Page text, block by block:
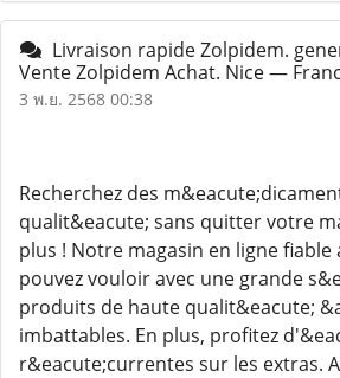
Livraison rapide Zolpidem.
Vente Zolpidem Achat. Nice —
3 พ.ย. 2568 00:38
Recherchez des
qualit&eacute; sans quitter votre
plus ! Notre magasin en ligne fiable
pouvez vouloir avec une grande
produits de haute qualit&eacute;
imbattables. En plus, profitez
r&eacute;currentes sur les extras.